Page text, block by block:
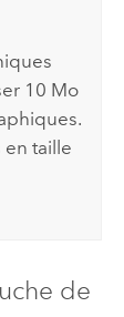
10 Mo
en taille
de